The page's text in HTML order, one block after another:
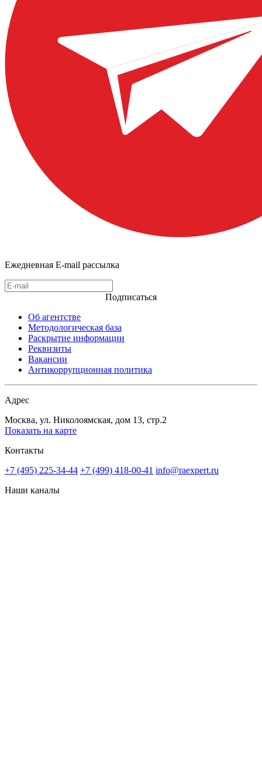
Ежедневная E-mail рассылка
Подписаться
Об агентстве
Методологическая база
Раскрытие информации
Реквизиты
Вакансии
Антикоррупционная политика
Адрес
Москва, ул. Николоямская, дом 13, стр.2
Показать на карте
Контакты
+7 (495) 225-34-44 +7 (499) 418-00-41 info@raexpert.ru
Наши каналы